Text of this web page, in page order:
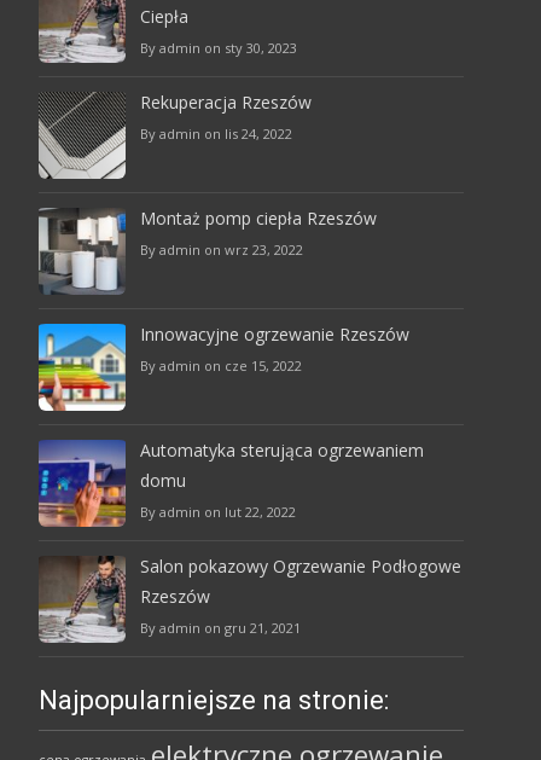
Ciepła
By admin on sty 30, 2023
Rekuperacja Rzeszów
By admin on lis 24, 2022
Montaż pomp ciepła Rzeszów
By admin on wrz 23, 2022
Innowacyjne ogrzewanie Rzeszów
By admin on cze 15, 2022
Automatyka sterująca ogrzewaniem
domu
By admin on lut 22, 2022
Salon pokazowy Ogrzewanie Podłogowe
Rzeszów
By admin on gru 21, 2021
Najpopularniejsze na stronie: